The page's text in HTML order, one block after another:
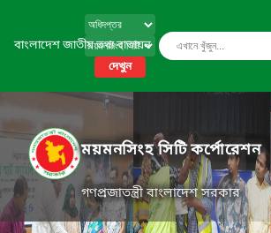
বাংলাদেশ জাতীয় তথ্য বাতায়ন
দেখুন
ময়মনসিংহ সিটি কর্পোরেশন
গণপ্রজাতন্ত্রী বাংলাদেশ সরকার